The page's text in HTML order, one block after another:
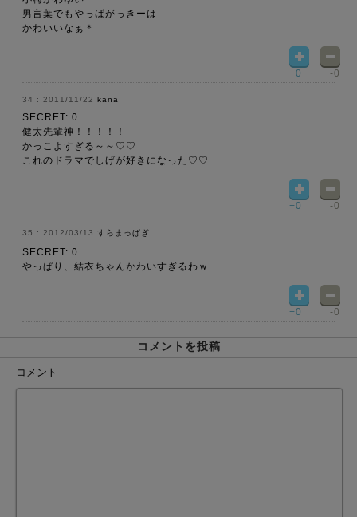
男言葉でもやっぱがっきーは
かわいいなぁ＊
+0 -0
2011/11/22 kana
SECRET: 0
健太先輩神！！！！！
かっこよすぎる～～♡♡
これのドラマでしげが好きになった♡♡
+0 -0
2012/03/13 すらまっぱぎ
SECRET: 0
やっぱり、結衣ちゃんかわいすぎるわｗ
+0 -0
コメントを投稿
コメント